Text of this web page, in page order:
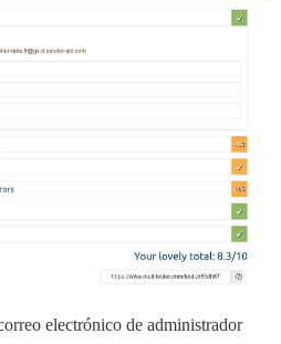
electrónico de administrador